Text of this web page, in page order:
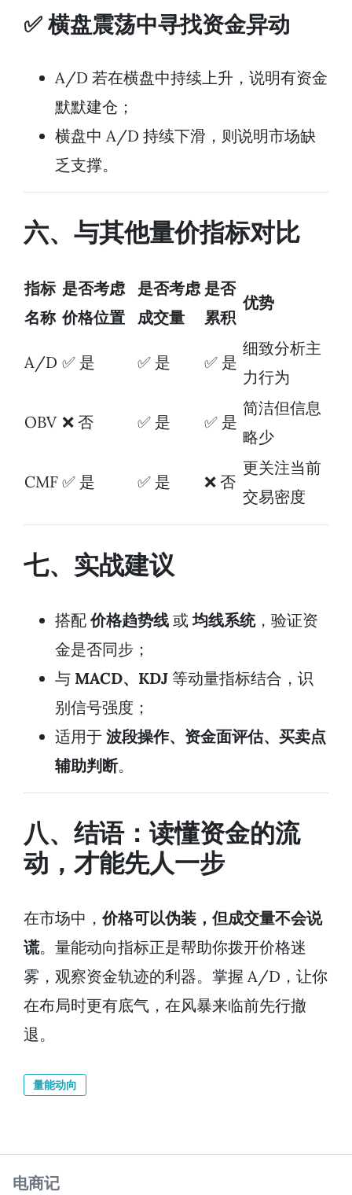
✅ 横盘震荡中寻找资金异动
A/D 若在横盘中持续上升，说明有资金
默默建仓；
横盘中 A/D 持续下滑，则说明市场缺
乏支撑。
六、与其他量价指标对比
指标
名称
是否考虑
价格位置
是否考虑
成交量
是否
累积
优势
A/D ✅ 是 ✅ 是 ✅ 是
细致分析主
力行为
OBV ❌ 否 ✅ 是 ✅ 是
简洁但信息
略少
CMF ✅ 是 ✅ 是 ❌ 否
更关注当前
交易密度
七、实战建议
搭配价格趋势线 或均线系统，验证资
金是否同步；
与 MACD、KDJ 等动量指标结合，识
别信号强度；
适用于 波段操作、资金面评估、买卖点
辅助判断。
八、结语：读懂资金的流
动，才能先人一步
在市场中，价格可以伪装，但成交量不会说
谎。量能动向指标正是帮助你拨开价格迷
雾，观察资金轨迹的利器。掌握 A/D，让你
在布局时更有底气，在风暴来临前先行撤
退。
量能动向
电商记